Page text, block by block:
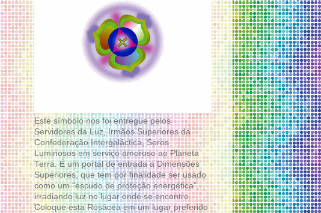
Este símbolo nos foi entregue pelos
Servidores da Luz, Irmãos Superiores da
Confederação Intergaláctica, Seres
Luminosos em serviço amoroso ao Planeta
Terra. É um portal de entrada a Dimensões
Superiores, que tem por finalidade ser usado
como um “escudo de proteção energética”,
irradiando luz no lugar onde se encontre.
Coloque esta Rosácea em um lugar preferido